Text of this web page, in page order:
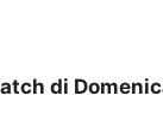
di